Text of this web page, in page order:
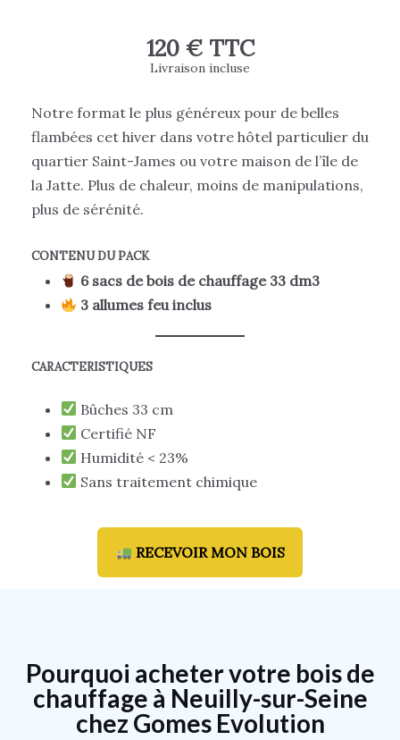
120 € TTC
Livraison incluse
Notre format le plus généreux pour de belles
flambées cet hiver dans votre hôtel particulier du
quartier Saint-James ou votre maison de l’île de
la Jatte. Plus de chaleur, moins de manipulations,
plus de sérénité.
CONTENU DU PACK
6 sacs de bois de chauffage 33 dm3
3 allumes feu inclus
CARACTERISTIQUES
Bûches 33 cm
Certifié NF
Humidité < 23%
Sans traitement chimique
RECEVOIR MON BOIS
Pourquoi acheter votre bois de
chauffage à Neuilly-sur-Seine
chez Gomes Evolution